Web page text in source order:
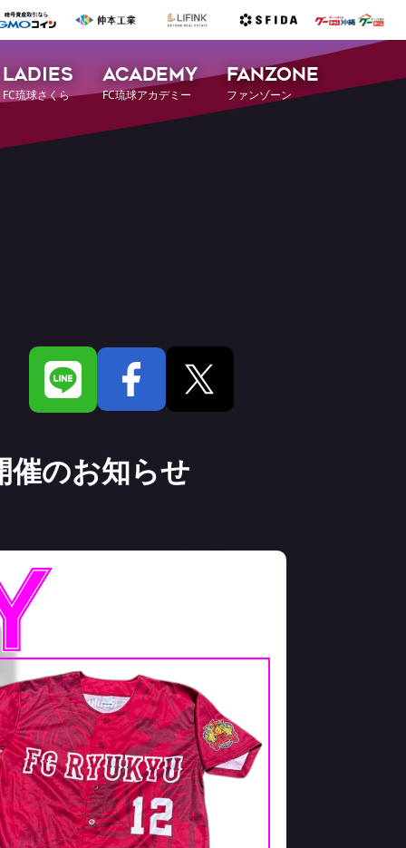
LADIES
FC琉球さくら
ACADEMY
FC琉球アカデミー
FANZONE
ファンゾーン
のお知らせ